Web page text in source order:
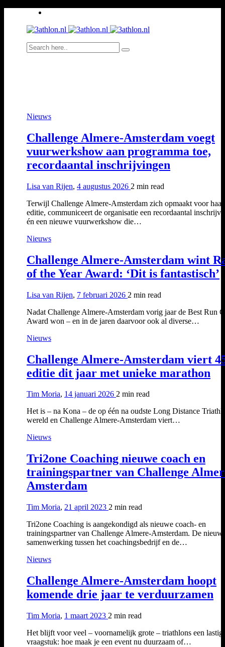
Nieuws
Challenge Almere-Amsterdam voegt
vuurwerkshow aan programma toe,
recordaantal inschrijvingen
Lisa van Rijen, 4 augustus 2026 2 min read
Terwijl Challenge Almere-Amsterdam zich opmaakt voor
editie, communiceert de organisatie een recordaantal
én een nieuwe vuurwerkshow die…
Nieuws
Challenge Almere-Amsterdam wint
of the Year Award: ‘Dit is fantastisch’
Lisa van Rijen, 7 februari 2026 2 min read
Nadat Challenge Almere-Amsterdam vorig jaar de Best Run
Award won – en in de jaren daarvoor ook al diverse…
Nieuws
Challenge Almere-Amsterdam viert
editie dit jaar met unieke marathon
Tim Moria, 14 januari 2026 2 min read
Het is – na Kona – de op één na oudste Long Distance
wereld en Challenge Almere-Amsterdam viert…
Nieuws
Tri2one Coaching nieuwe coach en
trainingspartner van Challenge
Amsterdam
Tim Moria, 21 april 2023 2 min read
Tri2one Coaching is aangekondigd als nieuwe coach- en
trainingspartner van Challenge Almere-Amsterdam. De
samenwerking tussen het coachingsbedrijf en de…
Nieuws
Challenge Almere-Amsterdam hoopt
komende drie jaar te verduurzamen
Tim Moria, 1 maart 2023 2 min read
Het blijft voor veel – voornamelijk grote – triathlons een lastig
vraagstuk: hoe maak je een event nu duurzaam of…